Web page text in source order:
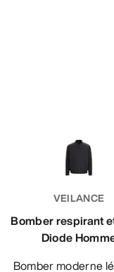
VEILANCE
Bomber respirant
Diode
Bomber moderne léger et